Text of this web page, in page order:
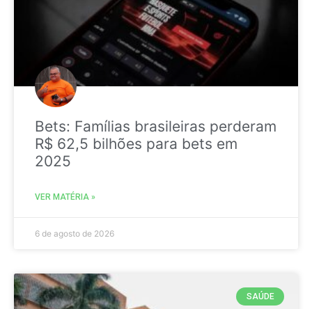
Bets: Famílias brasileiras perderam
R$ 62,5 bilhões para bets em
2025
VER MATÉRIA »
6 de agosto de 2026
SAÚDE